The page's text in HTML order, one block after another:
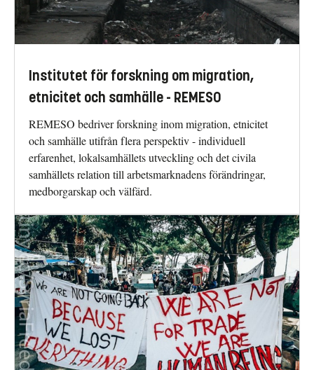
Institutet för forskning om migration,
etnicitet och samhälle - REMESO
REMESO bedriver forskning inom migration, etnicitet
och samhälle utifrån flera perspektiv - individuell
erfarenhet, lokalsamhällets utveckling och det civila
samhällets relation till arbetsmarknadens förändringar,
medborgarskap och välfärd.